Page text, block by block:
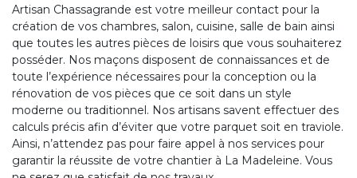
Artisan Chassagrande est votre meilleur contact pour la
création de vos chambres, salon, cuisine, salle de bain ainsi
que toutes les autres pièces de loisirs que vous souhaiterez
posséder. Nos maçons disposent de connaissances et de
toute l’expérience nécessaires pour la conception ou la
rénovation de vos pièces que ce soit dans un style
moderne ou traditionnel. Nos artisans savent effectuer des
calculs précis afin d’éviter que votre parquet soit en traviole.
Ainsi, n’attendez pas pour faire appel à nos services pour
garantir la réussite de votre chantier à La Madeleine. Vous